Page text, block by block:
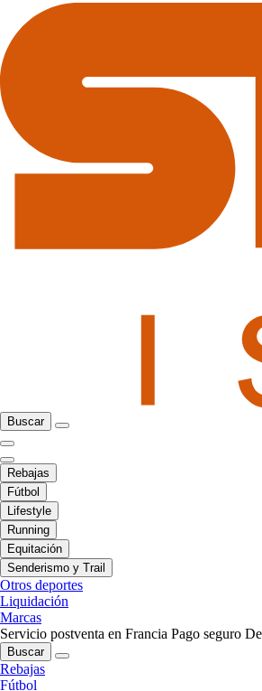
Buscar
Rebajas
Fútbol
Lifestyle
Running
Equitación
Senderismo y Trail
Otros deportes
Liquidación
Marcas
Servicio postventa en Francia Pago seguro
Buscar
Rebajas
Fútbol